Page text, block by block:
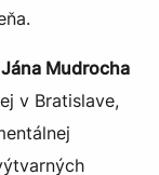
Jána Mudrocha
v Bratislave,